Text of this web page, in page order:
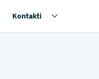
Kontakti